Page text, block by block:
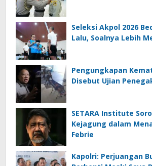
Seleksi Akpol 2026
Lalu, Soalnya Lebih
Pengungkapan
Disebut Ujian
SETARA Institute
Kejagung dalam
Febrie
Kapolri: Perjuangan